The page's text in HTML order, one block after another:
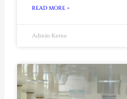
READ MORE »
Admin Keme